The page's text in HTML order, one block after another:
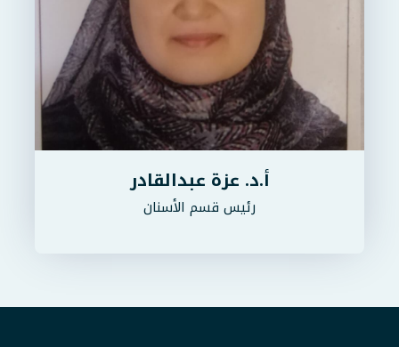
أ.د. عزة عبدالقادر
رئيس قسم الأسنان